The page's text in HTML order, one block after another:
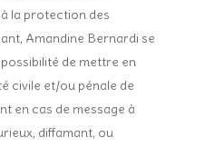
la protection des
Amandine Bernardi se
de mettre en
civile et/ou pénale de
en cas de message à
diffamant, ou